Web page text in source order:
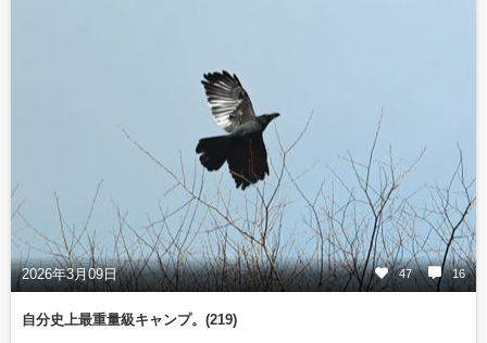
2026年3月09日 47 16
自分史上最重量級キャンプ。(219)